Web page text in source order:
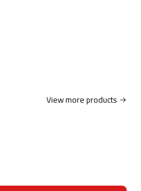
View more products